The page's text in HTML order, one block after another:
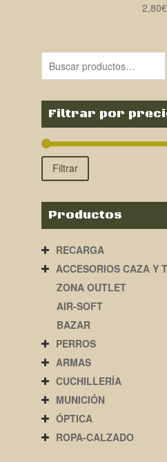
2,80€
Filtrar por
Filtrar
Productos
RECARGA
ACCESORIOS CAZA Y
ZONA OUTLET
AIR-SOFT
BAZAR
PERROS
ARMAS
CUCHILLERÍA
MUNICIÓN
ÓPTICA
ROPA-CALZADO